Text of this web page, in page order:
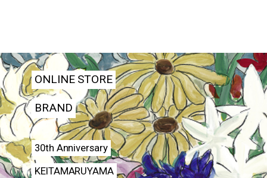
ONLINE STORE
BRAND
30th Anniversary
KEITAMARUYAMA